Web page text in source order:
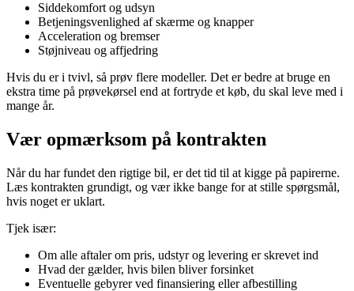
Siddekomfort og udsyn
Betjeningsvenlighed af skærme og knapper
Acceleration og bremser
Støjniveau og affjedring
Hvis du er i tvivl, så prøv flere modeller. Det er bedre at bruge en
ekstra time på prøvekørsel end at fortryde et køb, du skal leve med i
mange år.
Vær opmærksom på kontrakten
Når du har fundet den rigtige bil, er det tid til at kigge på papirerne.
Læs kontrakten grundigt, og vær ikke bange for at stille spørgsmål,
hvis noget er uklart.
Tjek især:
Om alle aftaler om pris, udstyr og levering er skrevet ind
Hvad der gælder, hvis bilen bliver forsinket
Eventuelle gebyrer ved finansiering eller afbestilling